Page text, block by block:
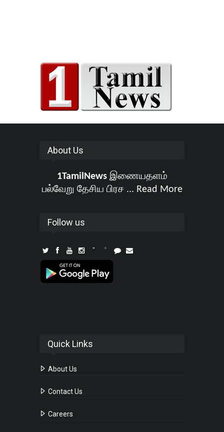
About Us
1TamilNewsஇணையதளம்
பல்வேறு தேசிய பிரச ... Read More
Follow us
Quick Links
About Us
Contact Us
Careers